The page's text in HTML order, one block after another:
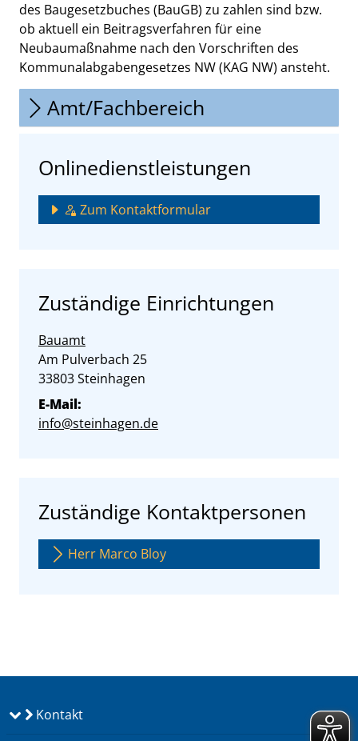
des Baugesetzbuches (BauGB) zu zahlen sind bzw.
ob aktuell ein Beitragsverfahren für eine
Neubaumaßnahme nach den Vorschriften des
Kommunalabgabengesetzes NW (KAG NW) ansteht.
Amt/Fachbereich
Onlinedienstleistungen
Zum Kontaktformular
Zuständige Einrichtungen
Bauamt
Straße:
Am Pulverbach Hausnummer:
25
PLZ:
33803Ort:
Steinhagen
E-Mail:
info@steinhagen.de
Zuständige Kontaktpersonen
Herr Marco Bloy
Kontakt